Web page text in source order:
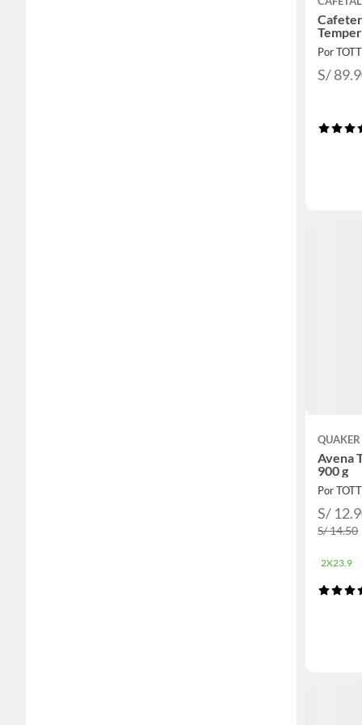
Por
S/
QUAKER
Avena
900 g
Por
S/
S/ 14.50
2X23.9